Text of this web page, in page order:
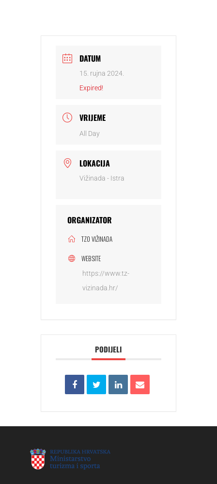
DATUM
15. rujna 2024.
Expired!
VRIJEME
All Day
LOKACIJA
Vižinada - Istra
ORGANIZATOR
TZO VIŽINADA
WEBSITE
https://www.tz-
vizinada.hr/
PODIJELI